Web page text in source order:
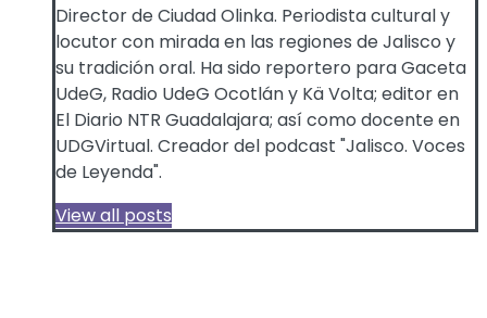
Director de Ciudad Olinka. Periodista cultural y
locutor con mirada en las regiones de Jalisco y
su tradición oral. Ha sido reportero para Gaceta
UdeG, Radio UdeG Ocotlán y Kä Volta; editor en
El Diario NTR Guadalajara; así como docente en
UDGVirtual. Creador del podcast "Jalisco. Voces
de Leyenda".
View all posts